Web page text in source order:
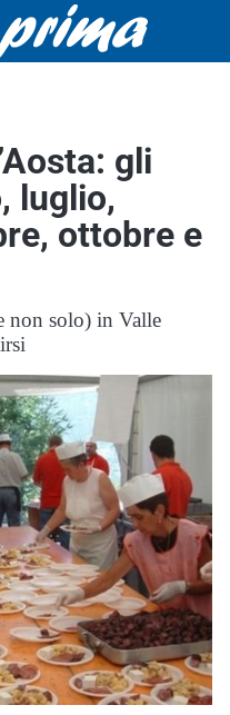
gli
luglio,
ottobre e
non solo) in Valle